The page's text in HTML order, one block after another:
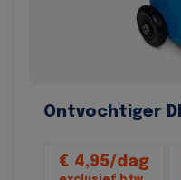
Ontvochtiger
€ 4,95/dag